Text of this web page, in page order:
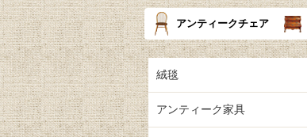
アンティークチェア
絨毯
アンティーク家具